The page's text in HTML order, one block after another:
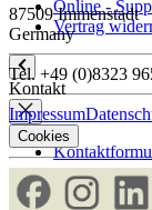
Online -
Vertrag
Kontakt
87509 Immenstadt
Germany
Tel. +49 (0)8323
Impressum
Cookies